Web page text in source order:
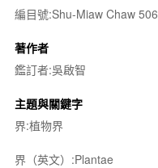
編目號:Shu-Miaw Chaw 506
著作者
鑑訂者:吳啟智
主題與關鍵字
界:植物界
界（英文）:Plantae